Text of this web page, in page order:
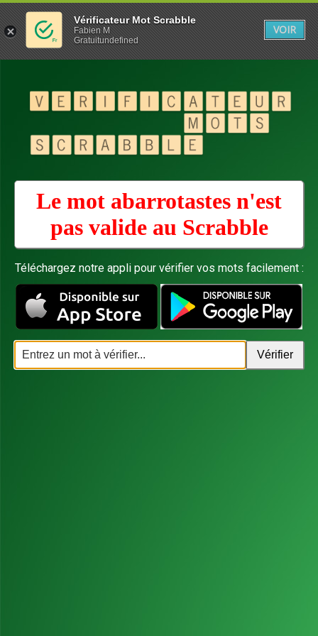
Le mot abarrotastes n'est
pas valide au Scrabble
Téléchargez notre appli pour vérifier vos mots facilement :
Vérificateur Mot Scrabble
Fabien M
Gratuitundefined
VOIR